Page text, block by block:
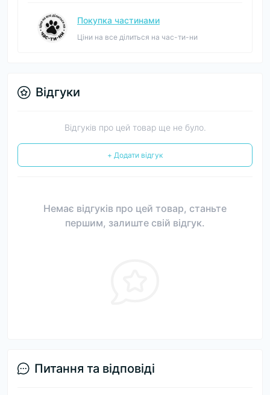
Покупка частинами
Ціни на все ділиться на час-ти-ни
Відгуки
Відгуків про цей товар ще не було.
+ Додати відгук
Немає відгуків про цей товар, станьте
першим, залиште свій відгук.
Питання та відповіді